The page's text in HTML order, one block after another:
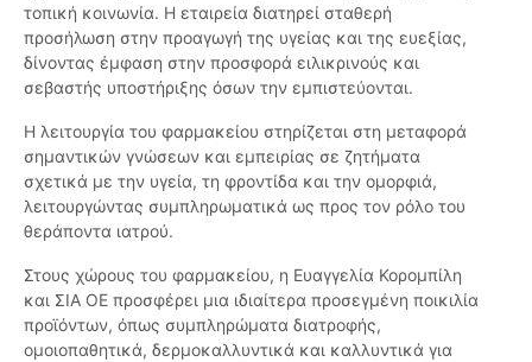
τοπική κοινωνία. Η εταιρεία διατηρεί σταθερή
προσήλωση στην προαγωγή της υγείας και της ευεξίας,
δίνοντας έμφαση στην προσφορά ειλικρινούς και
σεβαστής υποστήριξης όσων την εμπιστεύονται.
Η λειτουργία του φαρμακείου στηρίζεται στη μεταφορά
σημαντικών γνώσεων και εμπειρίας σε ζητήματα
σχετικά με την υγεία, τη φροντίδα και την ομορφιά,
λειτουργώντας συμπληρωματικά ως προς τον ρόλο του
θεράποντα ιατρού.
Στους χώρους του φαρμακείου, η Ευαγγελία Κορομπίλη
και ΣΙΑ ΟΕ προσφέρει μια ιδιαίτερα προσεγμένη ποικιλία
προϊόντων, όπως συμπληρώματα διατροφής,
ομοιοπαθητικά, δερμοκαλλυντικά και καλλυντικά για